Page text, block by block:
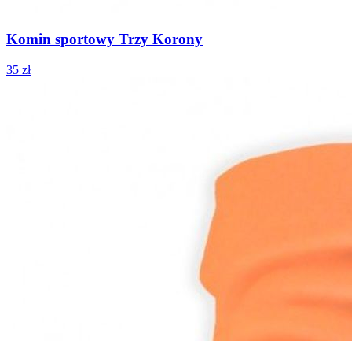
Komin sportowy Trzy Korony
35 zł